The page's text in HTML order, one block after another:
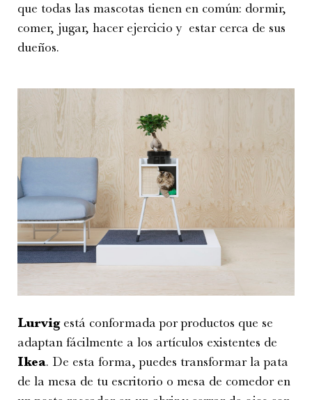
que todas las mascotas tienen en común: dormir,
comer, jugar, hacer ejercicio y estar cerca de sus
dueños.
Lurvigestá conformada por productos que se
adaptan fácilmente a los artículos existentes de
Ikea. De esta forma, puedes transformar la pata
de la mesa de tu escritorio o mesa de comedor en